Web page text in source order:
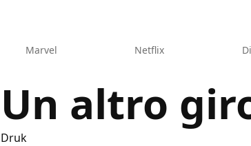
Marvel Netflix
Un altro
Druk